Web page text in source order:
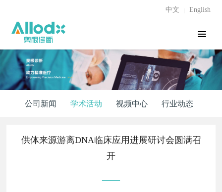
中文 English
公司新闻 学术活动 视频中心 行业动态
供体来源游离DNA临床应用进展研讨会圆满召
开
——